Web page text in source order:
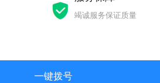
竭诚服务保证质量
一键拨号